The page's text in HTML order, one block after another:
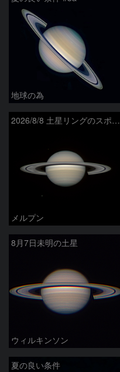
地球の為
2026/8/8 土星リングのスポーク
メルプン
8月7日未明の土星
ウィルキンソン
夏の良い条件